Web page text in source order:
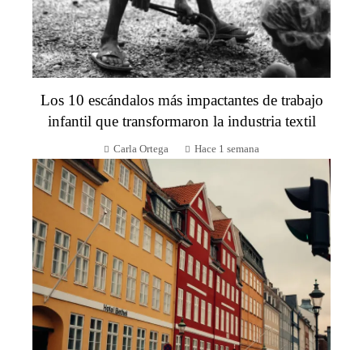
Los 10 escándalos más impactantes de trabajo
infantil que transformaron la industria textil
Carla Ortega Hace 1 semana